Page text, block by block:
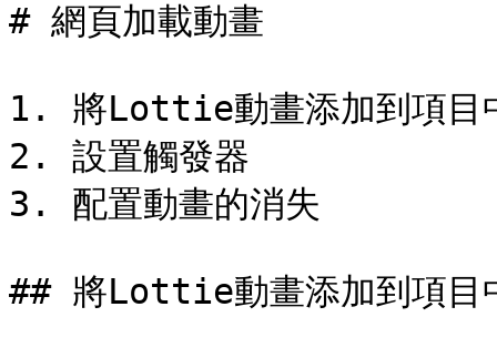
# 網頁加載動畫
1. 將Lottie動畫添加到項目
2. 設置觸發器
3. 配置動畫的消失
## 將Lottie動畫添加到項目